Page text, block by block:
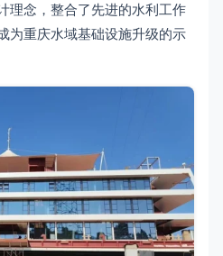
理念，整合了先进的水利工作
为重庆水域基础设施升级的示